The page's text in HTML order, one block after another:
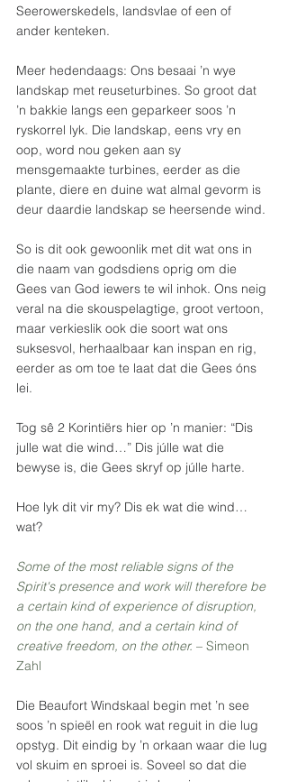
Seerowerskedels, landsvlae of een of
ander kenteken.
Meer hedendaags: Ons besaai ’n wye
landskap met reuseturbines. So groot dat
’n bakkie langs een geparkeer soos ’n
ryskorrel lyk. Die landskap, eens vry en
oop, word nou geken aan sy
mensgemaakte turbines, eerder as die
plante, diere en duine wat almal gevorm is
deur daardie landskap se heersende wind.
So is dit ook gewoonlik met dit wat ons in
die naam van godsdiens oprig om die
Gees van God iewers te wil inhok. Ons neig
veral na die skouspelagtige, groot vertoon,
maar verkieslik ook die soort wat ons
suksesvol, herhaalbaar kan inspan en rig,
eerder as om toe te laat dat die Gees óns
lei.
Tog sê 2 Korintiërs hier op ’n manier: “Dis
julle wat die wind…” Dis júlle wat die
bewyse is, die Gees skryf op júlle harte.
Hoe lyk dit vir my? Dis ek wat die wind…
wat?
Some of the most reliable signs of the
Spirit's presence and work will therefore be
a certain kind of experience of disruption,
on the one hand, and a certain kind of
creative freedom, on the other. – Simeon
Zahl
Die Beaufort Windskaal begin met ’n see
soos ’n spieël en rook wat reguit in die lug
opstyg. Dit eindig by ’n orkaan waar die lug
vol skuim en sproei is. Soveel so dat die